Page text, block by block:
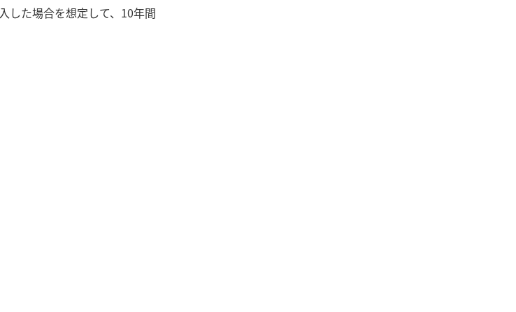
した場合を想定して、10年間